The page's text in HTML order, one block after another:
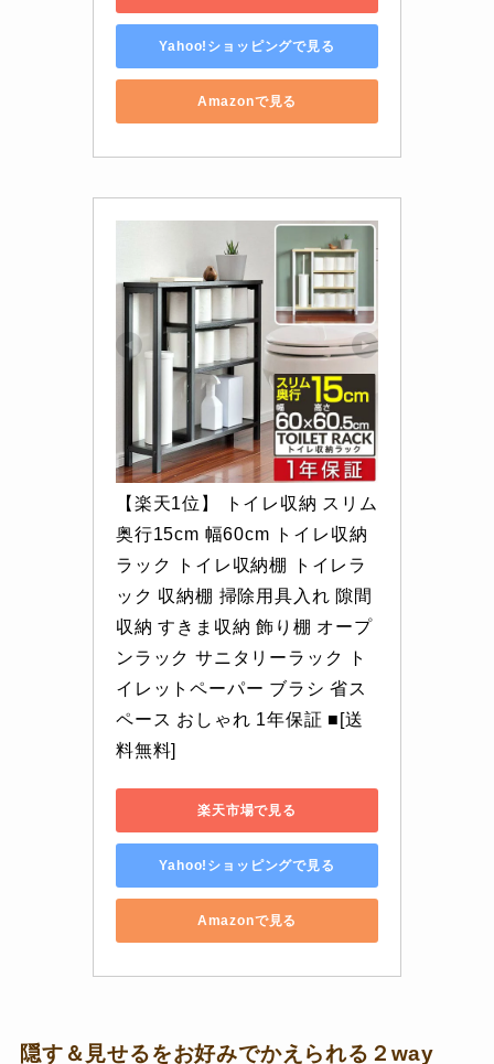
Yahoo!ショッピングで見る
Amazonで見る
【楽天1位】 トイレ収納 スリム
奥行15cm 幅60cm トイレ収納
ラック トイレ収納棚 トイレラ
ック 収納棚 掃除用具入れ 隙間
収納 すきま収納 飾り棚 オープ
ンラック サニタリーラック ト
イレットペーパー ブラシ 省ス
ペース おしゃれ 1年保証 ■[送
料無料]
楽天市場で見る
Yahoo!ショッピングで見る
Amazonで見る
隠す＆見せるをお好みでかえられる２way